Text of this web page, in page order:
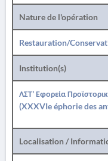
Nature de l'opération
Restauration/
Institution(s)
ΛΣΤ' Εφορεία
(XXXVIe éphorie des
Localisation /